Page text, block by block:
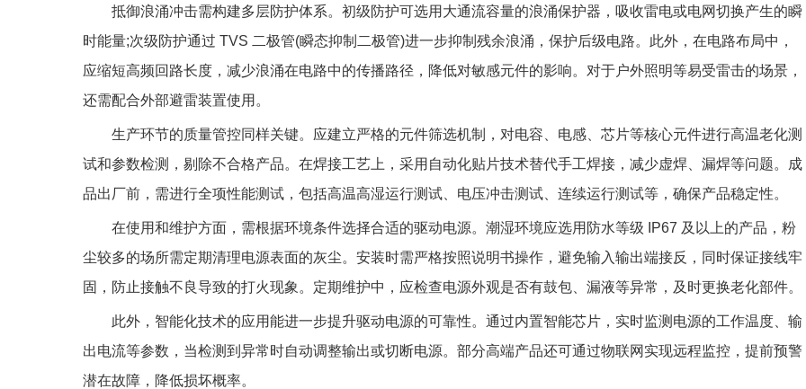
抵御浪涌冲击需构建多层防护体系。初级防护可选用大通流容量的浪涌保护器，吸收雷电或电网切换产生的瞬
时能量;次级防护通过 TVS 二极管(瞬态抑制二极管)进一步抑制残余浪涌，保护后级电路。此外，在电路布局中，
应缩短高频回路长度，减少浪涌在电路中的传播路径，降低对敏感元件的影响。对于户外照明等易受雷击的场景，
还需配合外部避雷装置使用。
生产环节的质量管控同样关键。应建立严格的元件筛选机制，对电容、电感、芯片等核心元件进行高温老化测
试和参数检测，剔除不合格产品。在焊接工艺上，采用自动化贴片技术替代手工焊接，减少虚焊、漏焊等问题。成
品出厂前，需进行全项性能测试，包括高温高湿运行测试、电压冲击测试、连续运行测试等，确保产品稳定性。
在使用和维护方面，需根据环境条件选择合适的驱动电源。潮湿环境应选用防水等级 IP67 及以上的产品，粉
尘较多的场所需定期清理电源表面的灰尘。安装时需严格按照说明书操作，避免输入输出端接反，同时保证接线牢
固，防止接触不良导致的打火现象。定期维护中，应检查电源外观是否有鼓包、漏液等异常，及时更换老化部件。
此外，智能化技术的应用能进一步提升驱动电源的可靠性。通过内置智能芯片，实时监测电源的工作温度、输
出电流等参数，当检测到异常时自动调整输出或切断电源。部分高端产品还可通过物联网实现远程监控，提前预警
潜在故障，降低损坏概率。